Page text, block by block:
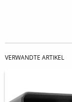
VERWANDTE ARTIKEL